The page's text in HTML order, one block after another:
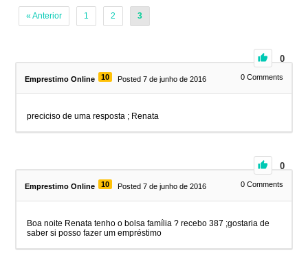
« Anterior 1 2 3
0
Emprestimo Online 10 Posted 7 de junho de 2016 0Comments
preciciso de uma resposta ; Renata
0
Emprestimo Online 10 Posted 7 de junho de 2016 0Comments
Boa noite Renata tenho o bolsa família ? recebo 387 ;gostaria de
saber si posso fazer um empréstimo